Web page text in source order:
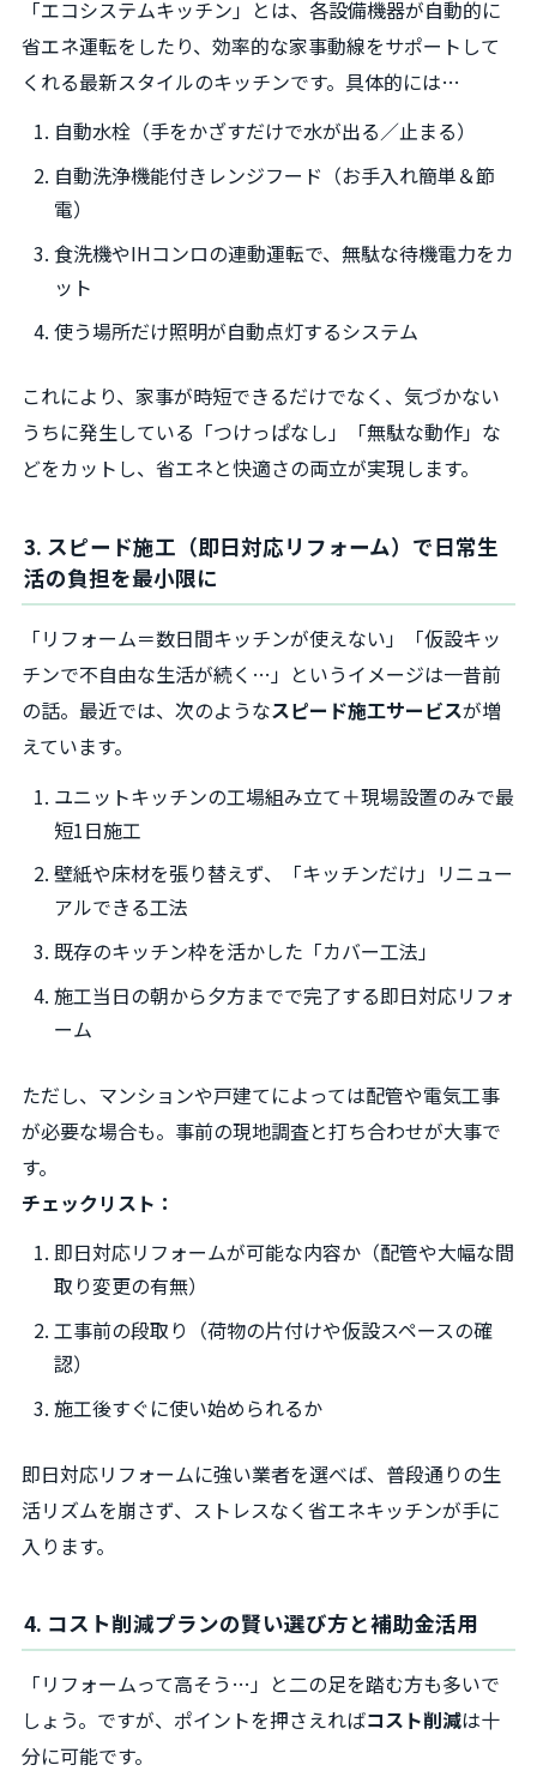
「エコシステムキッチン」とは、各設備機器が自動的に
省エネ運転をしたり、効率的な家事動線をサポートして
くれる最新スタイルのキッチンです。具体的には…
自動水栓（手をかざすだけで水が出る／止まる）
自動洗浄機能付きレンジフード（お手入れ簡単＆節
電）
食洗機やIHコンロの連動運転で、無駄な待機電力をカ
ット
使う場所だけ照明が自動点灯するシステム
これにより、家事が時短できるだけでなく、気づかない
うちに発生している「つけっぱなし」「無駄な動作」な
どをカットし、省エネと快適さの両立が実現します。
3. スピード施工（即日対応リフォーム）で日常生
活の負担を最小限に
「リフォーム＝数日間キッチンが使えない」「仮設キッ
チンで不自由な生活が続く…」というイメージは一昔前
の話。最近では、次のようなスピード施工サービスが増
えています。
ユニットキッチンの工場組み立て＋現場設置のみで最
短1日施工
壁紙や床材を張り替えず、「キッチンだけ」リニュー
アルできる工法
既存のキッチン枠を活かした「カバー工法」
施工当日の朝から夕方までで完了する即日対応リフォ
ーム
ただし、マンションや戸建てによっては配管や電気工事
が必要な場合も。事前の現地調査と打ち合わせが大事で
す。
チェックリスト：
即日対応リフォームが可能な内容か（配管や大幅な間
取り変更の有無）
工事前の段取り（荷物の片付けや仮設スペースの確
認）
施工後すぐに使い始められるか
即日対応リフォームに強い業者を選べば、普段通りの生
活リズムを崩さず、ストレスなく省エネキッチンが手に
入ります。
4. コスト削減プランの賢い選び方と補助金活用
「リフォームって高そう…」と二の足を踏む方も多いで
しょう。ですが、ポイントを押さえればコスト削減は十
分に可能です。